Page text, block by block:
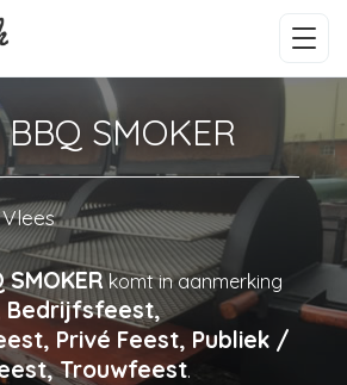
SMOKER
Vlees
SMOKERkomt in aanmerking
Bedrijfsfeest,
Privé Feest, Publiek /
Trouwfeest.